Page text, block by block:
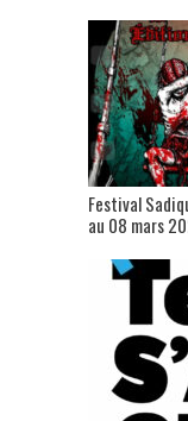
Festival
au 08 mars